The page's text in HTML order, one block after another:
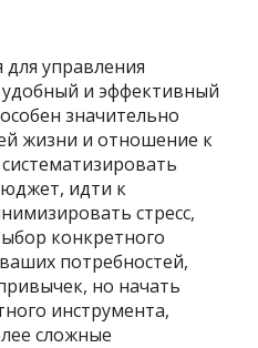
управления
и эффективный
значительно
жизни и отношение к
идти к
стресс,
конкретного
потребностей,
но начать
инструмента,
сложные